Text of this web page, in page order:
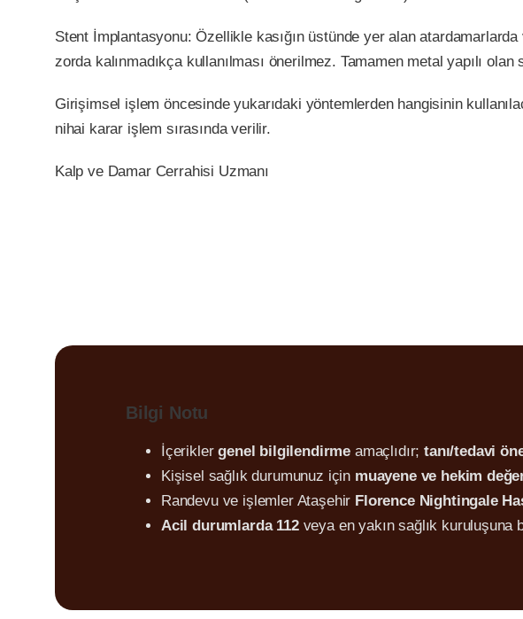
Stent İmplantasyonu: Özellikle kasığın üstünde yer alan
zorda kalınmadıkça kullanılması önerilmez. Tamamen metal yapılı
Girişimsel işlem öncesinde yukarıdaki yöntemlerden hangisinin
nihai karar işlem sırasında verilir.
Kalp ve Damar Cerrahisi Uzmanı
Bilgi Notu
İçeriklergenel bilgilendirme amaçlıdır;tanı/tedavi
Kişisel sağlık durumunuz için muayene ve hekim
Randevu ve işlemler Ataşehir Florence Nightingale
Acil durumlarda 112veya en yakın sağlık kuruluşuna